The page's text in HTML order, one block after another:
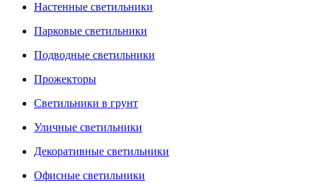
Настенные светильники
Парковые светильники
Подводные светильники
Прожекторы
Светильники в грунт
Уличные светильники
Декоративные светильники
Офисные светильники